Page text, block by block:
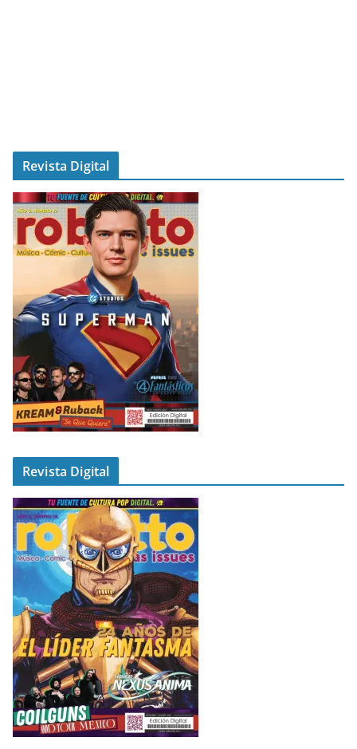
Revista Digital
Revista Digital